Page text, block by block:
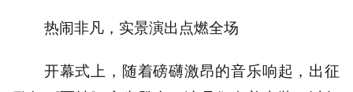
热闹非凡，实景演出点燃全场
开幕式上，随着磅礴激昂的音乐响起，出征